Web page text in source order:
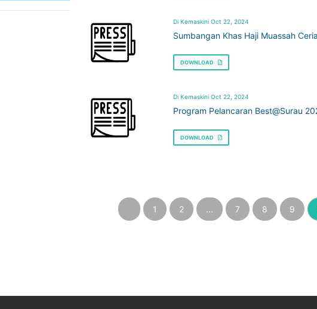
Di Kemaskini Oct 22, 2024
Sumbangan Khas Haji Muassah
DOWNLOAD
Di Kemaskini Oct 22, 2024
Program Pelancaran Best@Surau
DOWNLOAD
1 2 ... 7 8 9